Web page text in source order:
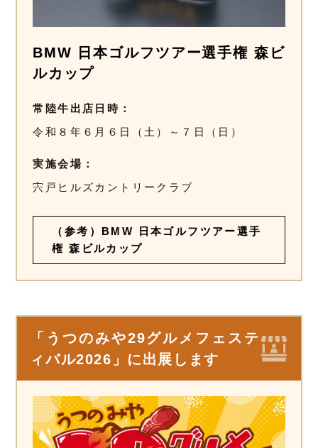
BMW 日本ゴルフツアー選手権 森ビ
ルカップ
常陸牛出店日時
令和８年６月６日（土）～７日（日）
実施会場
宍戸ヒルズカントリークラブ
（参考）BMW 日本ゴルフツアー選手
権 森ビルカップ
「うつのみや29グルメフェステ
ィバル2026」に出展します